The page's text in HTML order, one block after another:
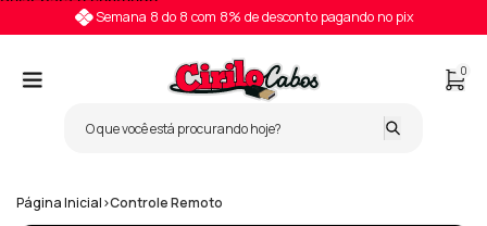
Semana 8 do 8 com 8% de desconto pagando no pix
0
Página Inicial>Controle Remoto